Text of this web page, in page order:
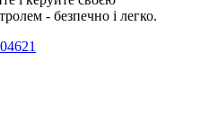
- безпечно і легко.